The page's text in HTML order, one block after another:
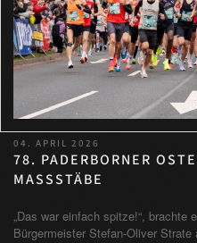
04. APRIL 2026
78. PADERBORNER
MASSSTÄBE
„Das war einfach spitze!“, brachte
Bürgermeister Stefan-Oliver